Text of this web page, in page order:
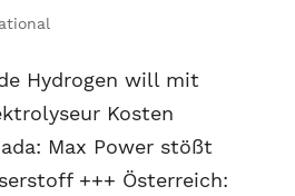
Hydrogen will mit
Kosten
Max Power stößt
+++ Österreich: